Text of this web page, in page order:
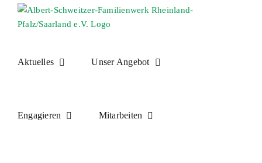
Aktuelles Unser Angebot
Engagieren Mitarbeiten